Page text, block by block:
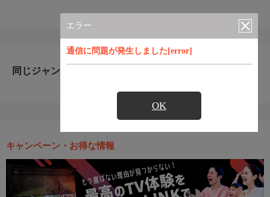
エラー
通信に問題が発生しました[error]
OK
同じジャンルのおすすめ番組
キャンペーン・お得な情報